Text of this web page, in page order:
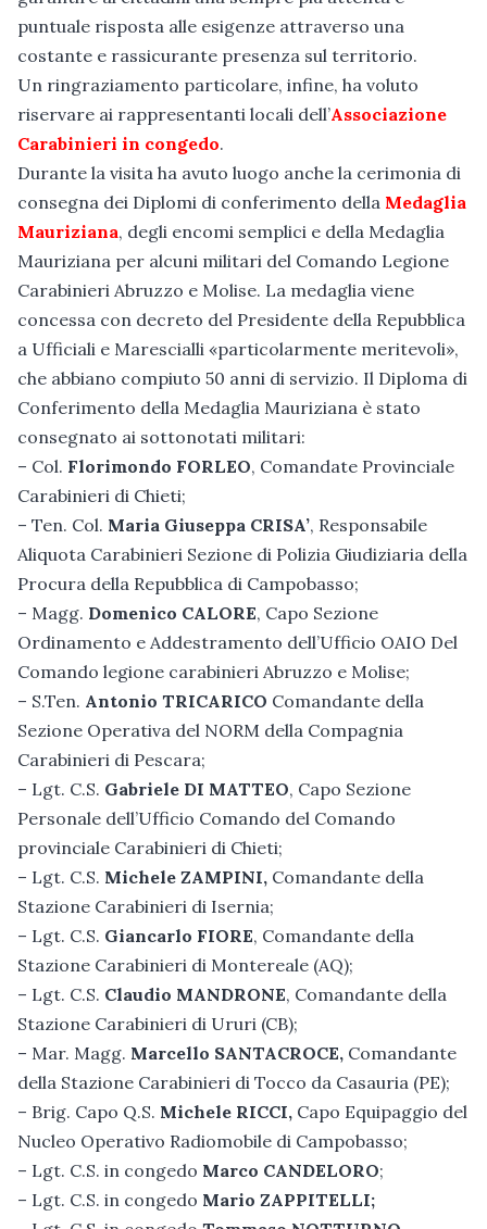
puntuale risposta alle esigenze attraverso una
costante e rassicurante presenza sul territorio.
Un ringraziamento particolare, infine, ha voluto
riservare ai rappresentanti locali dell’Associazione
Carabinieri in congedo.
Durante la visita ha avuto luogo anche la cerimonia di
consegna dei Diplomi di conferimento della Medaglia
Mauriziana, degli encomi semplici e della Medaglia
Mauriziana per alcuni militari del Comando Legione
Carabinieri Abruzzo e Molise. La medaglia viene
concessa con decreto del Presidente della Repubblica
a Ufficiali e Marescialli «particolarmente meritevoli»,
che abbiano compiuto 50 anni di servizio. Il Diploma di
Conferimento della Medaglia Mauriziana è stato
consegnato ai sottonotati militari:
– Col. Florimondo FORLEO, Comandate Provinciale
Carabinieri di Chieti;
– Ten. Col. Maria Giuseppa CRISA’, Responsabile
Aliquota Carabinieri Sezione di Polizia Giudiziaria della
Procura della Repubblica di Campobasso;
– Magg. Domenico CALORE, Capo Sezione
Ordinamento e Addestramento dell’Ufficio OAIO Del
Comando legione carabinieri Abruzzo e Molise;
– S.Ten. Antonio TRICARICO Comandante della
Sezione Operativa del NORM della Compagnia
Carabinieri di Pescara;
– Lgt. C.S. Gabriele DI MATTEO, Capo Sezione
Personale dell’Ufficio Comando del Comando
provinciale Carabinieri di Chieti;
– Lgt. C.S. Michele ZAMPINI, Comandante della
Stazione Carabinieri di Isernia;
– Lgt. C.S. Giancarlo FIORE, Comandante della
Stazione Carabinieri di Montereale (AQ);
– Lgt. C.S. Claudio MANDRONE, Comandante della
Stazione Carabinieri di Ururi (CB);
– Mar. Magg. Marcello SANTACROCE, Comandante
della Stazione Carabinieri di Tocco da Casauria (PE);
– Brig. Capo Q.S. Michele RICCI, Capo Equipaggio del
Nucleo Operativo Radiomobile di Campobasso;
– Lgt. C.S. in congedo Marco CANDELORO;
– Lgt. C.S. in congedo Mario ZAPPITELLI;